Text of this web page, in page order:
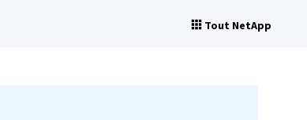
Tout NetApp